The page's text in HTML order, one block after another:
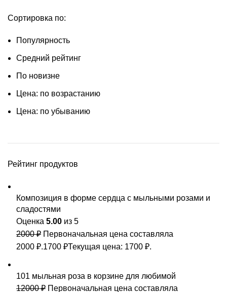
Сортировка по:
Популярность
Средний рейтинг
По новизне
Цена: по возрастанию
Цена: по убыванию
Рейтинг продуктов
Композиция в форме сердца с мыльными розами и
сладостями
Оценка 5.00 из 5
2000₽ Первоначальная цена составляла
2000 ₽.1700 ₽Текущая цена: 1700 ₽.
101 мыльная роза в корзине для любимой
12000₽ Первоначальная цена составляла